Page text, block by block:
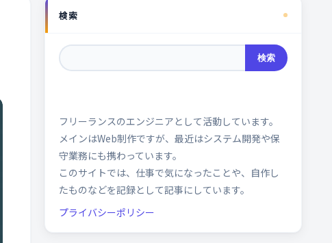
検索
検索
フリーランスのエンジニアとして活動しています。
メインはWeb制作ですが、最近はシステム開発や保
守業務にも携わっています。
このサイトでは、仕事で気になったことや、自作し
たものなどを記録として記事にしています。
プライバシーポリシー